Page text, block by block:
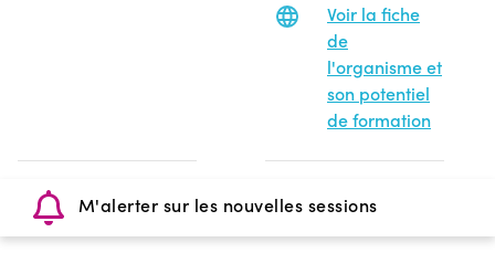
Voir la fiche
de
l'organisme et
son potentiel
de formation
M'alerter sur les nouvelles sessions